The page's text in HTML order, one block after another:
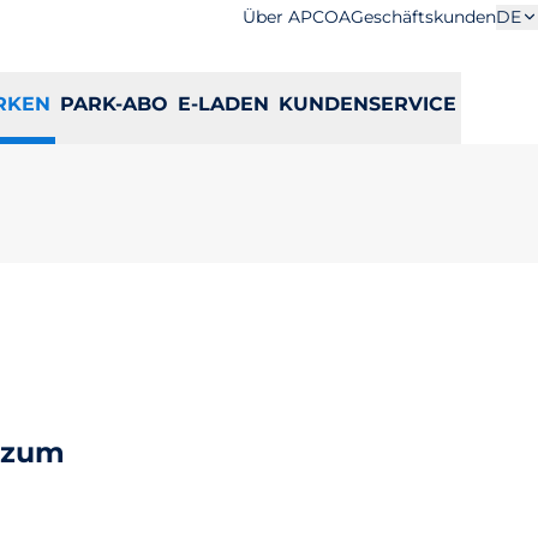
Über APCOAGeschäftskundenDE
PARK-ABO E-LADEN KUNDENSERVICE